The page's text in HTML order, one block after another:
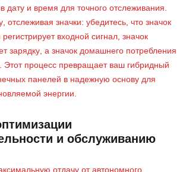
дату и время для точного отслеживания.
отслеживая значки: убедитесь, что значок
входной сигнал, значок
зарядку, а значок домашнего потребления
Этот процесс превращает ваш гибридный
панелей в надежную основу для
энергии.
и обслуживанию